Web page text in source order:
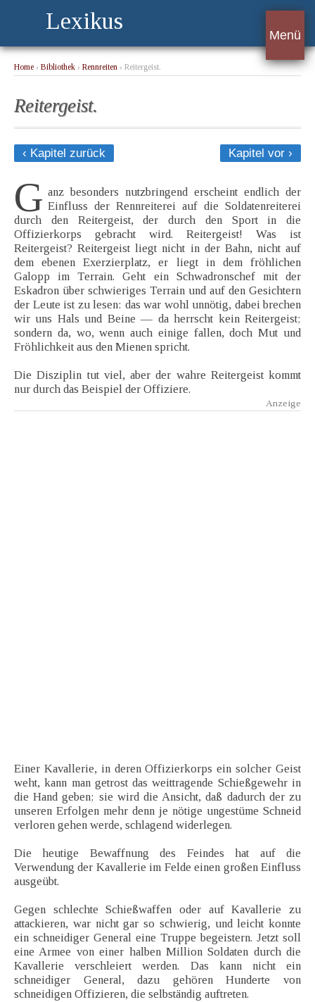
Lexikus
Menü
Home › Bibliothek › Rennreiten › Reitergeist.
Reitergeist.
‹ Kapitel zurück Kapitel vor ›
G anz besonders nutzbringend erscheint endlich der
Einfluss der Rennreiterei auf die Soldatenreiterei
durch den Reitergeist, der durch den Sport in die
Offizierkorps gebracht wird. Reitergeist! Was ist
Reitergeist? Reitergeist liegt nicht in der Bahn, nicht auf
dem ebenen Exerzierplatz, er liegt in dem fröhlichen
Galopp im Terrain. Geht ein Schwadronschef mit der
Eskadron über schwieriges Terrain und auf den Gesichtern
der Leute ist zu lesen: das war wohl unnötig, dabei brechen
wir uns Hals und Beine — da herrscht kein Reitergeist;
sondern da, wo, wenn auch einige fallen, doch Mut und
Fröhlichkeit aus den Mienen spricht.
Die Disziplin tut viel, aber der wahre Reitergeist kommt
nur durch das Beispiel der Offiziere.
Einer Kavallerie, in deren Offizierkorps ein solcher Geist
weht, kann man getrost das weittragende Schießgewehr in
die Hand geben; sie wird die Ansicht, daß dadurch der zu
unseren Erfolgen mehr denn je nötige ungestüme Schneid
verloren gehen werde, schlagend widerlegen.
Die heutige Bewaffnung des Feindes hat auf die
Verwendung der Kavallerie im Felde einen großen Einfluss
ausgeübt.
Gegen schlechte Schießwaffen oder auf Kavallerie zu
attackieren, war nicht gar so schwierig, und leicht konnte
ein schneidiger General eine Truppe begeistern. Jetzt soll
eine Armee von einer halben Million Soldaten durch die
Kavallerie verschleiert werden. Das kann nicht ein
schneidiger General, dazu gehören Hunderte von
schneidigen Offizieren, die selbständig auftreten.